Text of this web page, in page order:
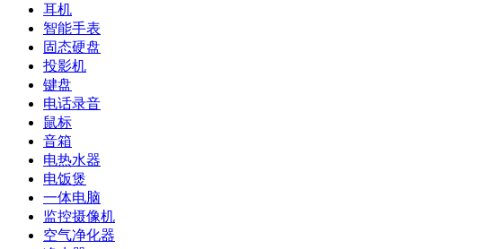
耳机
智能手表
固态硬盘
投影机
键盘
电话录音
鼠标
音箱
电热水器
电饭煲
一体电脑
监控摄像机
空气净化器